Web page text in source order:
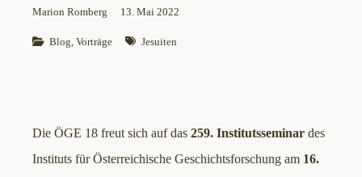
Marion Romberg 13. Mai 2022
Blog, Vorträge Jesuiten
Die ÖGE 18 freut sich auf das 259. Institutsseminar des
Instituts für Österreichische Geschichtsforschung am 16.